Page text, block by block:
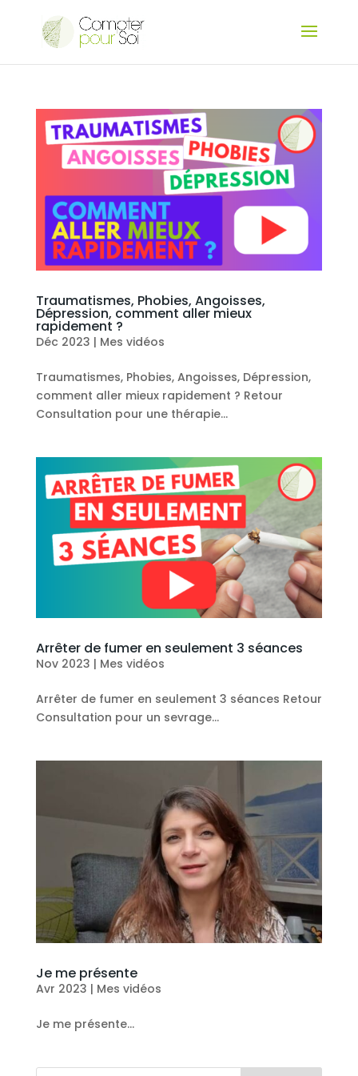
Traumatismes, Phobies, Angoisses,
Dépression, comment aller mieux
rapidement ?
Déc 2023 | Mes vidéos
Traumatismes, Phobies, Angoisses, Dépression,
comment aller mieux rapidement ? Retour
Consultation pour une thérapie...
Arrêter de fumer en seulement 3 séances
Nov 2023 | Mes vidéos
Arrêter de fumer en seulement 3 séances Retour
Consultation pour un sevrage...
Je me présente
Avr 2023 | Mes vidéos
Je me présente...